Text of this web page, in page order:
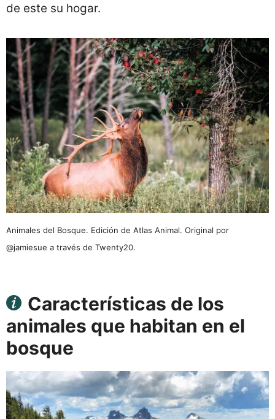
de este su hogar.
Animales del Bosque. Edición de Atlas Animal. Original por
@jamiesue a través de Twenty20.
Características de los
animales que habitan en el
bosque